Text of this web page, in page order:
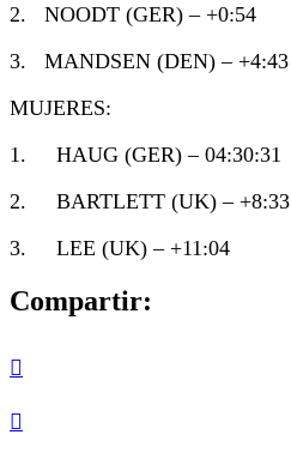
2. NOODT (GER) – +0:54
3. MANDSEN (DEN) – +4:43
MUJERES:
1. HAUG (GER) – 04:30:31
2. BARTLETT (UK) – +8:33
3. LEE (UK) – +11:04
Compartir: